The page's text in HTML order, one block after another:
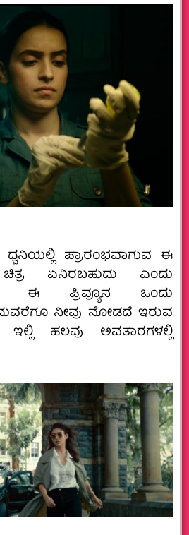
ಪ್ರಾರಂಭವಾಗುವ ಈ
ಏನಿರಬಹುದು ಎಂದು
ಈ ಪ್ರಿವ್ಯೂನ ಒಂದು
ನೀವು ನೋಡದೆ ಇರುವ
ಹಲವು ಅವತಾರಗಳಲ್ಲಿ